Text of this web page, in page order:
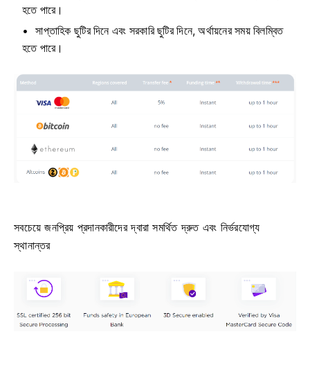
হতে পারে।
সাপ্তাহিক ছুটির দিনে এবং সরকারি ছুটির দিনে, অর্থায়নের সময় বিলম্বিত
হতে পারে।
সবচেয়ে জনপ্রিয় প্রদানকারীদের দ্বারা সমর্থিত দ্রুত এবং নির্ভরযোগ্য
স্থানান্তর